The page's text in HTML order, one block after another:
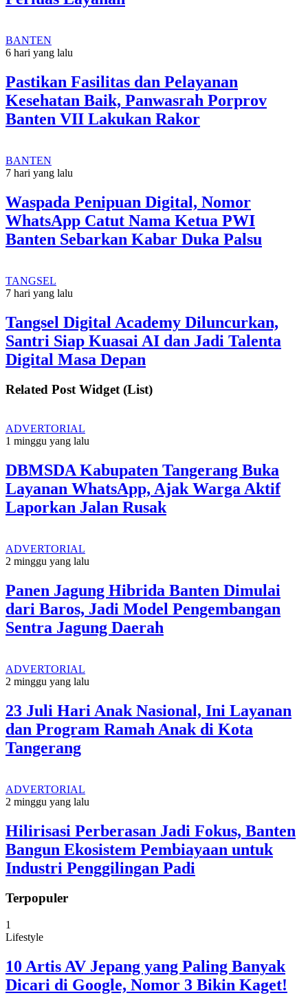
BANTEN
6 hari yang lalu
Pastikan Fasilitas dan Pelayanan
Kesehatan Baik, Panwasrah Porprov
Banten VII Lakukan Rakor
BANTEN
7 hari yang lalu
Waspada Penipuan Digital, Nomor
WhatsApp Catut Nama Ketua PWI
Banten Sebarkan Kabar Duka Palsu
TANGSEL
7 hari yang lalu
Tangsel Digital Academy Diluncurkan,
Santri Siap Kuasai AI dan Jadi Talenta
Digital Masa Depan
Related Post Widget (List)
ADVERTORIAL
1 minggu yang lalu
DBMSDA Kabupaten Tangerang Buka
Layanan WhatsApp, Ajak Warga Aktif
Laporkan Jalan Rusak
ADVERTORIAL
2 minggu yang lalu
Panen Jagung Hibrida Banten Dimulai
dari Baros, Jadi Model Pengembangan
Sentra Jagung Daerah
ADVERTORIAL
2 minggu yang lalu
23 Juli Hari Anak Nasional, Ini Layanan
dan Program Ramah Anak di Kota
Tangerang
ADVERTORIAL
2 minggu yang lalu
Hilirisasi Perberasan Jadi Fokus, Banten
Bangun Ekosistem Pembiayaan untuk
Industri Penggilingan Padi
Terpopuler
1
Lifestyle
10 Artis AV Jepang yang Paling Banyak
Dicari di Google, Nomor 3 Bikin Kaget!